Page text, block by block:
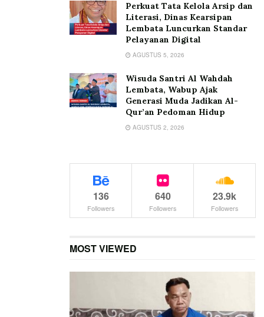
Perkuat Tata Kelola Arsip dan
Literasi, Dinas Kearsipan
Lembata Luncurkan Standar
Pelayanan Digital
AGUSTUS 5, 2026
Wisuda Santri Al Wahdah
Lembata, Wabup Ajak
Generasi Muda Jadikan Al-
Qur’an Pedoman Hidup
AGUSTUS 2, 2026
136
Followers
640
Followers
23.9k
Followers
MOST VIEWED